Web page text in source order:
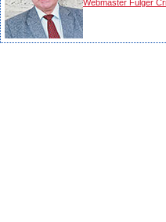
Webmaster Fulger